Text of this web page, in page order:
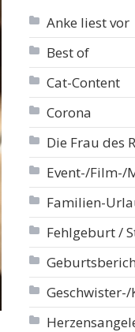
Anke liest vor
Best of
Cat-Content
Corona
Die Frau des
Event-/Film-/
Familien-
Fehlgeburt /